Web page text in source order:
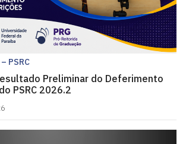
PSRC
Preliminar do Deferimento
PSRC 2026.2